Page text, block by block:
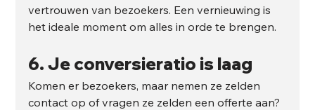
vertrouwen van bezoekers. Een vernieuwing is
het ideale moment om alles in orde te brengen.
6. Je conversieratio is laag
Komen er bezoekers, maar nemen ze zelden
contact op of vragen ze zelden een offerte aan?